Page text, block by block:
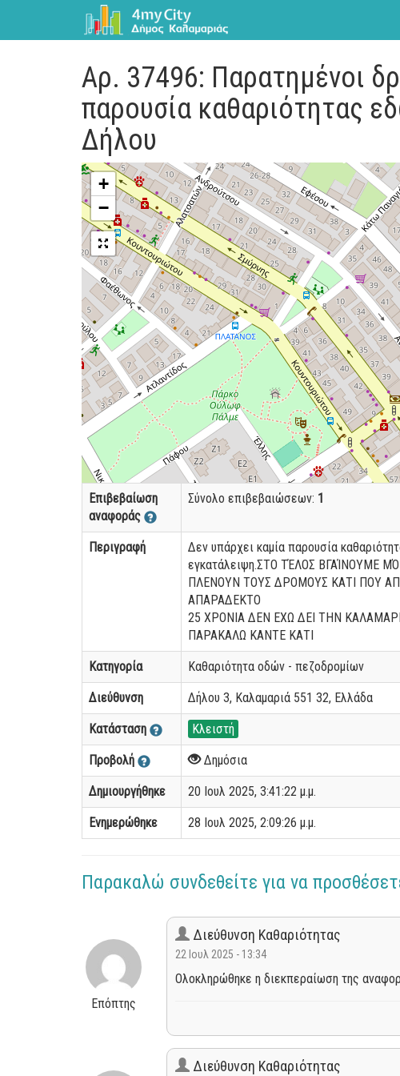
Αρ. 37496: Παρατημένοι
παρουσία καθαριότητας
Δήλου
+
−
Επιβεβαίωση
αναφοράς
Σύνολο επιβεβαιώσεων: 1
Περιγραφή
Δεν υπάρχει καμία παρουσία
εγκατάλειψη.ΣΤΟ ΤΈΛΟΣ ΒΓΑΊΝΟΥΜΕ
ΠΛΕΝΟΥΝ ΤΟΥΣ ΔΡΟΜΟΥΣ ΚΑΤΙ ΠΟΥ
ΑΠΑΡΑΔΕΚΤΟ
25 ΧΡΟΝΙΑ ΔΕΝ ΕΧΩ ΔΕΙ ΤΗΝ
ΠΑΡΑΚΑΛΩ ΚΑΝΤΕ ΚΑΤΙ
Κατηγορία Καθαριότητα οδών - πεζοδρομίων
Διεύθυνση Δήλου 3, Καλαμαριά 551 32, Ελλάδα
Κατάσταση Κλειστή
Προβολή Δημόσια
Δημιουργήθηκε 20 Ιουλ 2025, 3:41:22 μ.μ.
Ενημερώθηκε 28 Ιουλ 2025, 2:09:26 μ.μ.
Παρακαλώ συνδεθείτε για να
Επόπτης
Διεύθυνση Καθαριότητας
22 Ιουλ 2025 - 13:34
Ολοκληρώθηκε η διεκπεραίωση της
Διεύθυνση Καθαριότητας